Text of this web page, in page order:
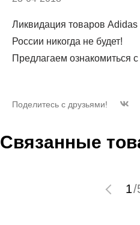
Ликвидация товаров
России никогда не будет!
Предлагаем ознакомиться
Поделитесь с друзьями!
Связанные
1/